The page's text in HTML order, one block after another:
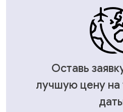
Оставь
лучшую цену на